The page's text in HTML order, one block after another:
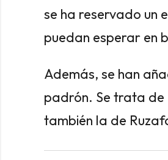
se ha reservado un
puedan esperar en
Además, se han
padrón. Se trata de
también la de